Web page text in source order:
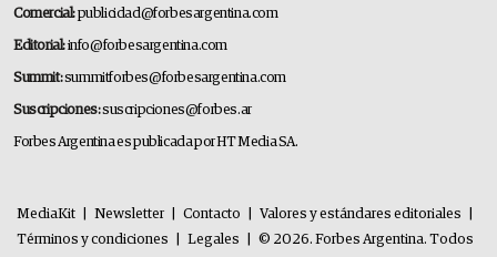
Comercial:publicidad@forbesargentina.com
Editorial:info@forbesargentina.com
Summit:summitforbes@forbesargentina.com
Suscripciones:suscripciones@forbes.ar
Forbes Argentina es publicada por HT Media SA.
MediaKit Newsletter Contacto Valores y estándares editoriales
Términos y condiciones
Legales © 2026. Forbes Argentina. Todos